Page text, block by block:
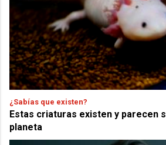
¿Sabías que existen?
Estas criaturas existen y parecen
planeta